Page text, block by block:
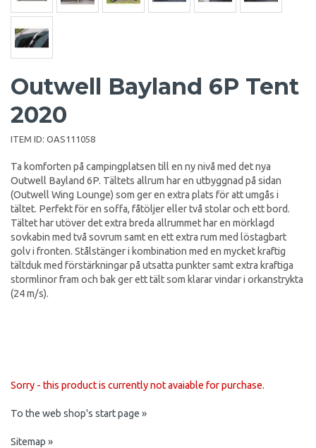
Outwell Bayland 6P Tent
2020
ITEM ID: OAS111058
Ta komforten på campingplatsen till en ny nivå med det nya
Outwell Bayland 6P. Tältets allrum har en utbyggnad på sidan
(Outwell Wing Lounge) som ger en extra plats för att umgås i
tältet. Perfekt för en soffa, fåtöljer eller två stolar och ett bord.
Tältet har utöver det extra breda allrummet har en mörklagd
sovkabin med två sovrum samt en ett extra rum med löstagbart
golv i fronten. Stålstänger i kombination med en mycket kraftig
tältduk med förstärkningar på utsatta punkter samt extra kraftiga
stormlinor fram och bak ger ett tält som klarar vindar i orkanstrykta
(24 m/s).
Sorry - this product is currently not avaiable for purchase.
To the web shop's start page »
Sitemap »